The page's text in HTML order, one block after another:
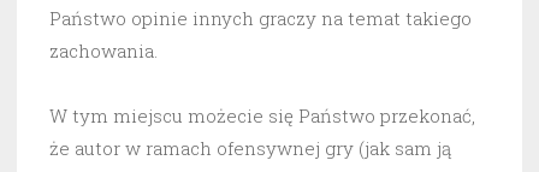
Państwo opinie innych graczy na temat takiego
zachowania.
W tym miejscu możecie się Państwo przekonać,
że autor w ramach ofensywnej gry (jak sam ją